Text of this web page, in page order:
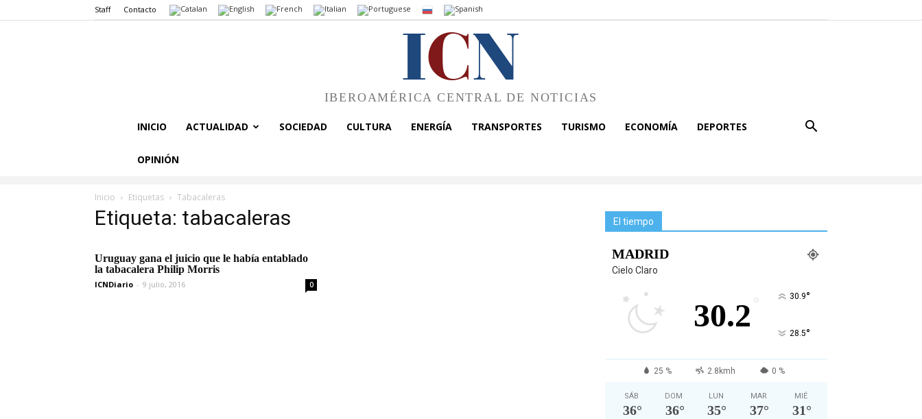
Staff Contacto
ICN
IBEROAMÉRICA CENTRAL DE NOTICIAS
INICIO ACTUALIDAD SOCIEDAD CULTURA ENERGÍA TRANSPORTES TURISMO ECONOMÍA DEPORTES
OPINIÓN
Inicio Etiquetas Tabacaleras
Etiqueta: tabacaleras
Uruguay gana el juicio que le había entablado
la tabacalera Philip Morris
ICNDiario - 9 julio, 2016 0
El tiempo
MADRID
Cielo Claro
30.2 ° 30.9°
28.5°
25 % 2.8kmh 0 %
SÁB
36°
DOM
36°
LUN
35°
MAR
37°
MIÉ
31°